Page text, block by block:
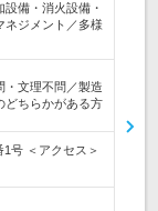
設備・消火設備・
ネジメント／多様
・文理不問／製造
どちらかがある方
1号 ＜アクセス＞